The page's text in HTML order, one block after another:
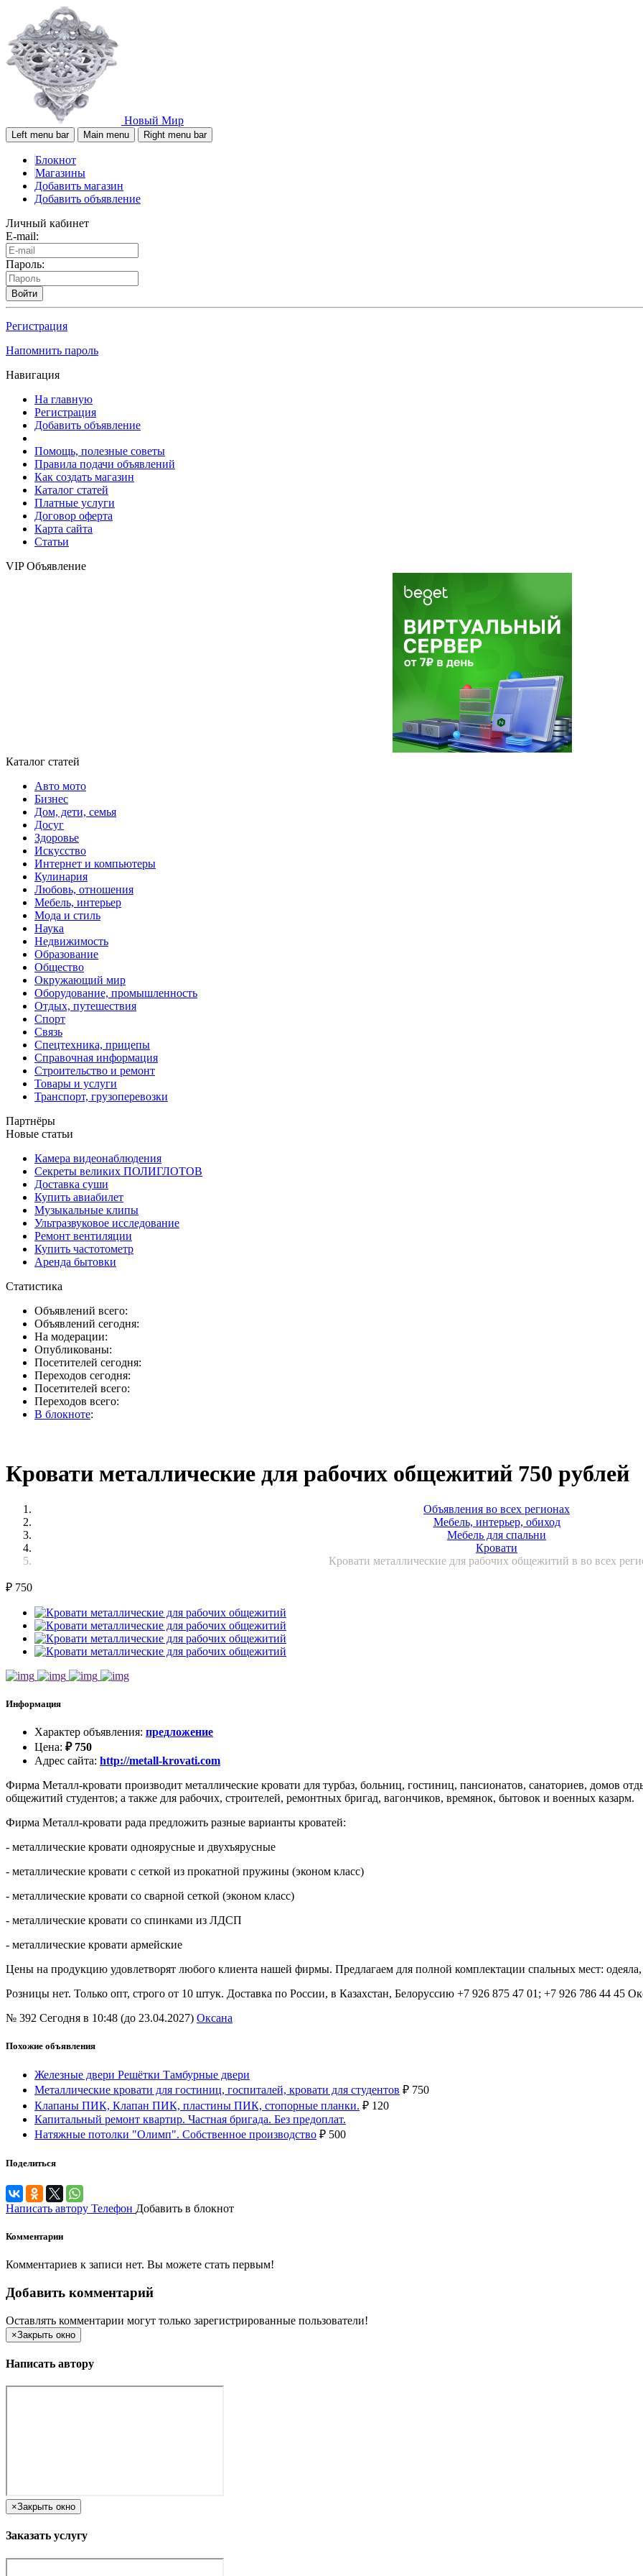
Новый Мир
Left menu bar Main menu Right menu bar
Блокнот
Магазины
Добавить магазин
Добавить объявление
Личный кабинет
E-mail:
Пароль:
Войти
Регистрация
Напомнить пароль
Навигация
На главную
Регистрация
Добавить объявление
Помощь, полезные советы
Правила подачи объявлений
Как создать магазин
Каталог статей
Платные услуги
Договор оферта
Карта сайта
Статьи
VIP Объявление
Каталог статей
Авто мото
Бизнес
Дом, дети, семья
Досуг
Здоровье
Искусство
Интернет и компьютеры
Кулинария
Любовь, отношения
Мебель, интерьер
Мода и стиль
Наука
Недвижимость
Образование
Общество
Окружающий мир
Оборудование, промышленность
Отдых, путешествия
Спорт
Связь
Спецтехника, прицепы
Справочная информация
Строительство и ремонт
Товары и услуги
Транспорт, грузоперевозки
Партнёры
Новые статьи
Камера видеонаблюдения
Секреты великих ПОЛИГЛОТОВ
Доставка суши
Купить авиабилет
Музыкальные клипы
Ультразвуковое исследование
Ремонт вентиляции
Купить частотометр
Аренда бытовки
Статистика
Объявлений всего:
Объявлений сегодня:
На модерации:
Опубликованы:
Посетителей сегодня:
Переходов сегодня:
Посетителей всего:
Переходов всего:
В блокноте:
Кровати металлические для рабочих общежитий 750 рублей
Объявления во всех регионах
Мебель, интерьер, обиход
Мебель для спальни
Кровати
Кровати металлические для рабочих общежитий в во всех
₽ 750
Информация
Характер объявления: предложение
Цена: ₽750
Адрес сайта: http://metall-krovati.com
Фирма Металл-кровати производит металлические кровати для турбаз, больниц, гостиниц, пансионатов, санаториев, домов
общежитий студентов; а также для рабочих, строителей, ремонтных бригад, вагончиков, времянок, бытовок и военных казарм.
Фирма Металл-кровати рада предложить разные варианты кроватей:
- металлические кровати одноярусные и двухъярусные
- металлические кровати с сеткой из прокатной пружины (эконом класс)
- металлические кровати со сварной сеткой (эконом класс)
- металлические кровати со спинками из ЛДСП
- металлические кровати армейские
Цены на продукцию удовлетворят любого клиента нашей фирмы. Предлагаем для полной комплектации спальных мест:
Розницы нет. Только опт, строго от 10 штук. Доставка по России, в Казахстан, Белоруссию +7 926 875 47 01; +7 926 786 44 45
№ 392 Сегодня в 10:48 (до 23.04.2027) Оксана
Похожие объявления
Железные двери Решётки Тамбурные двери
Металлические кровати для гостиниц, госпиталей, кровати для студентов ₽ 750
Клапаны ПИК, Клапан ПИК, пластины ПИК, стопорные планки. ₽ 120
Капитальный ремонт квартир. Частная бригада. Без предоплат.
Натяжные потолки "Олимп". Собственное производство ₽ 500
Поделиться
Написать автору Телефон Добавить в блокнот
Комментарии
Комментариев к записи нет. Вы можете стать первым!
Добавить комментарий
Оставлять комментарии могут только зарегистрированные пользователи!
×Закрыть окно
Написать автору
×Закрыть окно
Заказать услугу